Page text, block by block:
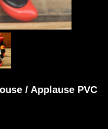
/ Applause PVC